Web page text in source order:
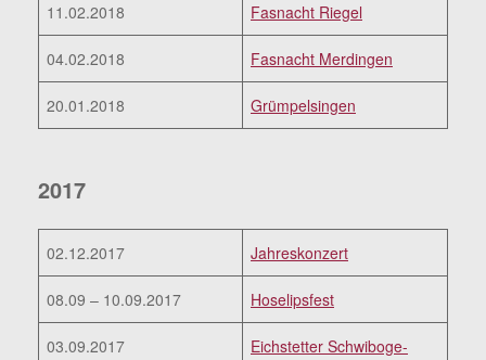
11.02.2018 Fasnacht Riegel
04.02.2018 Fasnacht Merdingen
20.01.2018 Grümpelsingen
2017
02.12.2017 Jahreskonzert
08.09 – 10.09.2017 Hoselipsfest
03.09.2017
Eichstetter Schwiboge-